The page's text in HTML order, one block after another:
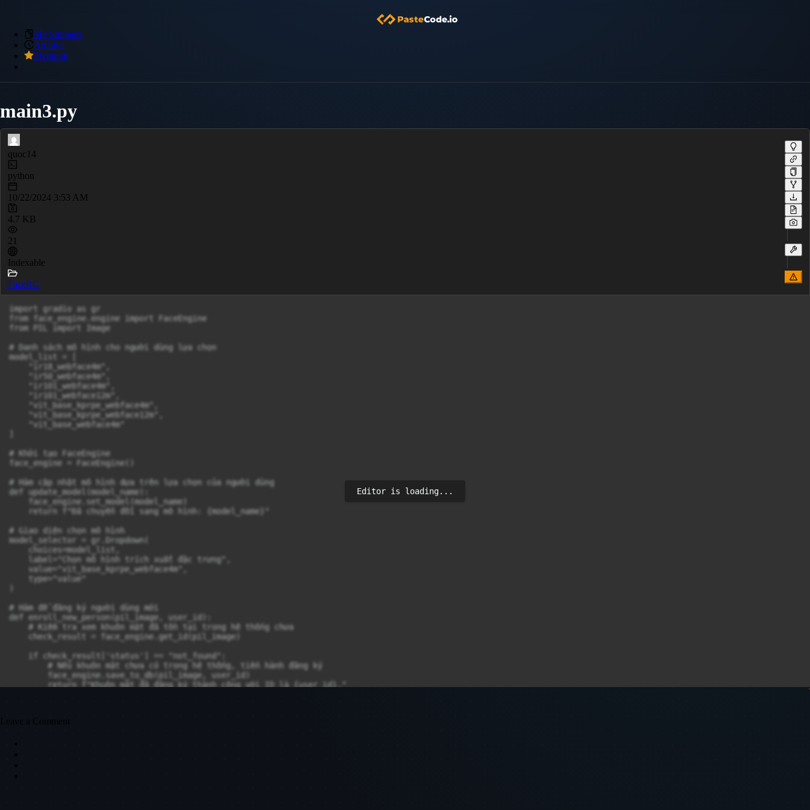
My Snippets
Archive
Premium
main3.py
quoc14
python
10/22/2024 3:53 AM
4.7 KB
21
Indexable
FaceRC
import gradio as gr
from face_engine.engine import FaceEngine
from PIL import Image
# Danh sách mô hình cho người dùng lựa chọn
model_list = [
    "ir18_webface4m",
    "ir50_webface4m",
    "ir101_webface4m",
    "ir101_webface12m",
    "vit_base_kprpe_webface4m",
    "vit_base_kprpe_webface12m",
    "vit_base_webface4m"
# Khởi tạo FaceEngine
face_engine = FaceEngine()
# Hàm cập nhật mô hình dựa trên lựa chọn của người dùng
def update_model(model_name):
    face_engine.set_model(model_name)
    return f"Đã chuyển đổi sang mô hình: {model_name}"
# Giao diện chọn mô hình
model_selector = gr.Dropdown(
    choices=model_list,
    label="Chọn mô hình trích xuất đặc trưng",
    value="vit_base_kprpe_webface4m",
    type="value"
# Hàm để đăng ký người dùng mới
def enroll_new_person(pil_image, user_id):
    # Kiểm tra xem khuôn mặt đã tồn tại trong hệ thống chưa
    check_result = face_engine.get_id(pil_image)
    if check_result['status'] == "not_found":
        # Nếu khuôn mặt chưa có trong hệ thống, tiến hành đăng ký
        face_engine.save_to_db(pil_image, user_id)
        return f"Khuôn mặt đã đăng ký thành công với ID là {user_id}."
Editor is loading...